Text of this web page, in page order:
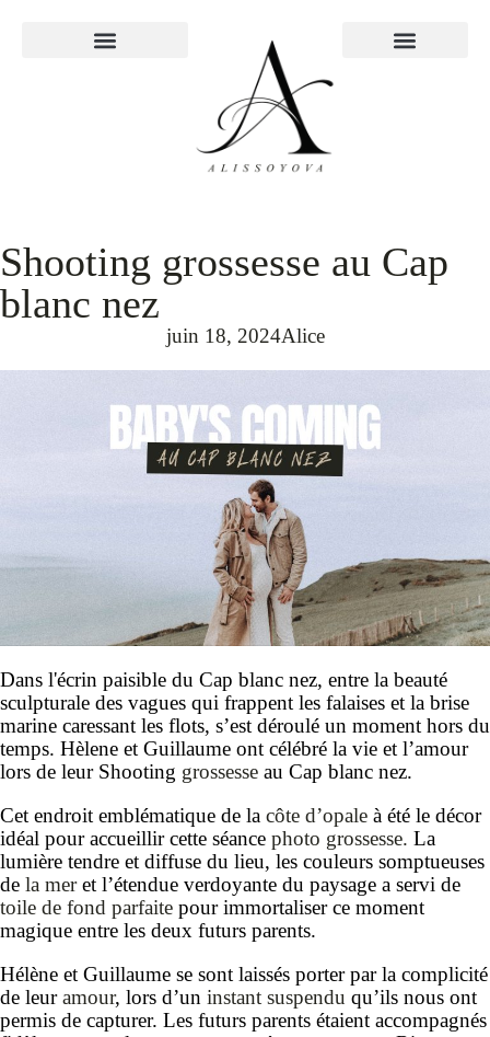
Shooting grossesse au Cap
blanc nez
juin 18, 2024Alice
Dans l'écrin paisible du Cap blanc nez, entre la beauté
sculpturale des vagues qui frappent les falaises et la brise
marine caressant les flots, s’est déroulé un moment hors du
temps. Hèlene et Guillaume ont célébré la vie et l’amour
lors de leur Shooting grossesse au Cap blanc nez.
Cet endroit emblématique de la côte d’opale à été le décor
idéal pour accueillir cette séance photo grossesse. La
lumière tendre et diffuse du lieu, les couleurs somptueuses
de la meret l’étendue verdoyante du paysage a servi de
toile de fond parfaite pour immortaliser ce moment
magique entre les deux futurs parents.
Hélène et Guillaume se sont laissés porter par la complicité
de leuramour, lors d’un instant suspendu qu’ils nous ont
permis de capturer. Les futurs parents étaient accompagnés